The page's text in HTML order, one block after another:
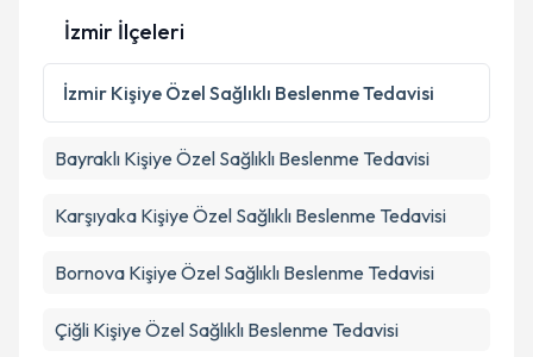
Kişisel verilerimin işlenmesine ilişkin
Metni'ni okudum ve kişisel verilerimin belirtilen
kapsamda işlenmesini kabul ediyorum.
İzmir İlçeleri
İzmir Kişiye Özel Sağlıklı Beslenme Tedavisi
Bayraklı Kişiye Özel Sağlıklı Beslenme Tedavisi
Karşıyaka Kişiye Özel Sağlıklı Beslenme Tedavisi
Bornova Kişiye Özel Sağlıklı Beslenme Tedavisi
Çiğli Kişiye Özel Sağlıklı Beslenme Tedavisi